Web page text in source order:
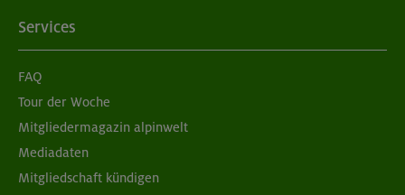
Services
FAQ
Tour der Woche
Mitgliedermagazin alpinwelt
Mediadaten
Mitgliedschaft kündigen